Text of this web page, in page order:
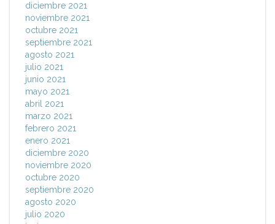
diciembre 2021
noviembre 2021
octubre 2021
septiembre 2021
agosto 2021
julio 2021
junio 2021
mayo 2021
abril 2021
marzo 2021
febrero 2021
enero 2021
diciembre 2020
noviembre 2020
octubre 2020
septiembre 2020
agosto 2020
julio 2020